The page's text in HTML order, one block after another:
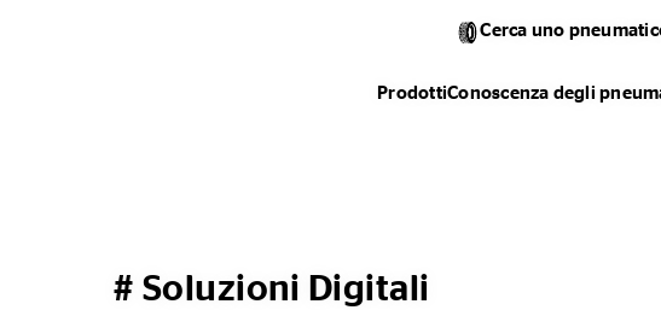
Cerca uno
ProdottiConoscenza degli
# Soluzioni Digitali